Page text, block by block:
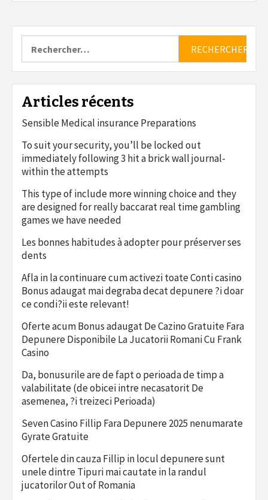
Articles récents
Sensible Medical insurance Preparations
To suit your security, you’ll be locked out
immediately following 3 hit a brick wall journal-
within the attempts
This type of include more winning choice and they
are designed for really baccarat real time gambling
games we have needed
Les bonnes habitudes à adopter pour préserver ses
dents
Afla in la continuare cum activezi toate Conti casino
Bonus adaugat mai degraba decat depunere ?i doar
ce condi?ii este relevant!
Oferte acum Bonus adaugat De Cazino Gratuite Fara
Depunere Disponibile La Jucatorii Romani Cu Frank
Casino
Da, bonusurile are de fapt o perioada de timp a
valabilitate (de obicei intre necasatorit De
asemenea, ?i treizeci Perioada)
Seven Casino Fillip Fara Depunere 2025 nenumarate
Gyrate Gratuite
Ofertele din cauza Fillip in locul depunere sunt
unele dintre Tipuri mai cautate in la randul
jucatorilor Out of Romania